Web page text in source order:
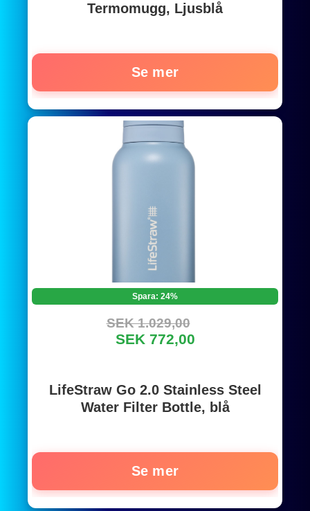
Termomugg, Ljusblå
Se mer
Spara: 24%
SEK 1.029,00
SEK 772,00
LifeStraw Go 2.0 Stainless Steel
Water Filter Bottle, blå
Se mer